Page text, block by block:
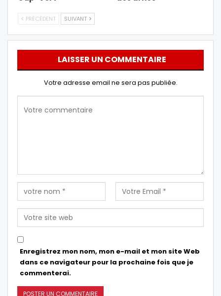
PRÉCÉDENT SUIVANT
LAISSER UN COMMENTAIRE
Votre adresse email ne sera pas publiée.
Enregistrez mon nom, mon e-mail et mon site Web
dans ce navigateur pour la prochaine fois que je
commenterai.